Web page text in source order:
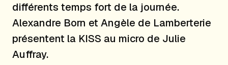
différents temps fort de la journée.
Alexandre Born et Angèle de Lamberterie
présentent la KISS au micro de Julie
Auffray.